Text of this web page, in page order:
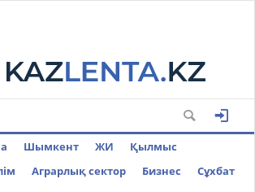
Шымкент ЖИ
Қылмыс
Аграрлық сектор Бизнес
Cұхбат